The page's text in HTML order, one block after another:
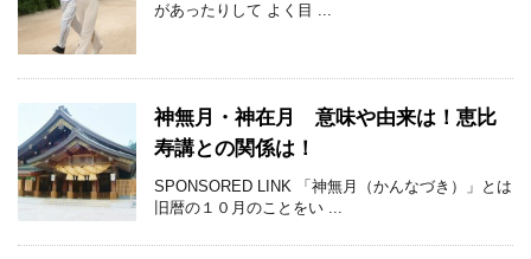
があったりして よく目 ...
神無月・神在月 意味や由来は！恵比
寿講との関係は！
SPONSORED LINK 「神無月（かんなづき）」とは
旧暦の１０月のことをい ...